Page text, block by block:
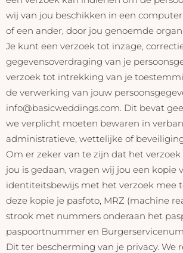
wij van jou beschikken in een
of een ander, door jou genoemde
Je kunt een verzoek tot inzage,
gegevensoverdraging van je
verzoek tot intrekking van je
de verwerking van jouw
info@basicweddings.com. Dit bevat
we verplicht moeten bewaren in
administratieve, wettelijke of
Om er zeker van te zijn dat het
jou is gedaan, vragen wij jou een kopie
identiteitsbewijs met het verzoek mee
deze kopie je pasfoto, MRZ (machine
strook met nummers onderaan het
paspoortnummer en
Dit ter bescherming van je privacy. We